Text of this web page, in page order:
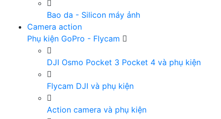
Bao da - Silicon máy ảnh
Camera action
Phụ kiện GoPro - Flycam
DJI Osmo Pocket 3 Pocket 4 và phụ kiện
Flycam DJI và phụ kiện
Action camera và phụ kiện